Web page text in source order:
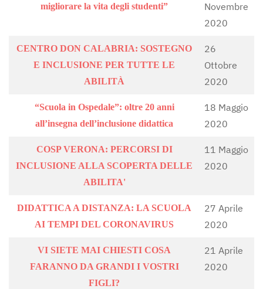
migliorare la vita degli studenti”
Novembre
2020
CENTRO DON CALABRIA: SOSTEGNO
E INCLUSIONE PER TUTTE LE
ABILITÀ
26
Ottobre
2020
“Scuola in Ospedale”: oltre 20 anni
all’insegna dell’inclusione didattica
18 Maggio
2020
COSP VERONA: PERCORSI DI
INCLUSIONE ALLA SCOPERTA DELLE
ABILITA'
11 Maggio
2020
DIDATTICA A DISTANZA: LA SCUOLA
AI TEMPI DEL CORONAVIRUS
27 Aprile
2020
VI SIETE MAI CHIESTI COSA
FARANNO DA GRANDI I VOSTRI
FIGLI?
21 Aprile
2020